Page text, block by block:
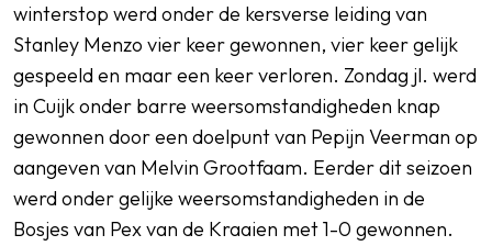
winterstop werd onder de kersverse leiding van
Stanley Menzo vier keer gewonnen, vier keer gelijk
gespeeld en maar een keer verloren. Zondag jl. werd
in Cuijk onder barre weersomstandigheden knap
gewonnen door een doelpunt van Pepijn Veerman op
aangeven van Melvin Grootfaam. Eerder dit seizoen
werd onder gelijke weersomstandigheden in de
Bosjes van Pex van de Kraaien met 1-0 gewonnen.